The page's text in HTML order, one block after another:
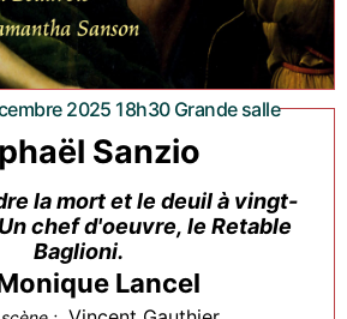
2025 18h30 Grande salle
Sanzio
la mort et le deuil à vingt-
chef d'oeuvre, le Retable
Baglioni.
Lancel